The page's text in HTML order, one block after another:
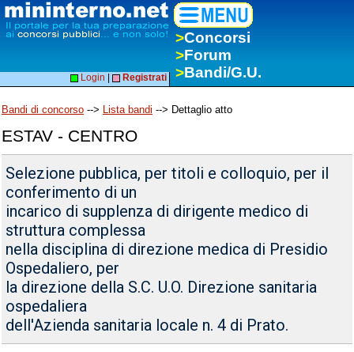
>Concorsi
>Forum
>Bandi/G.U.
Login Registrati
Bandi di concorso --> Lista bandi --> Dettaglio atto
ESTAV - CENTRO
Selezione pubblica, per titoli e colloquio, per il
conferimento di un
incarico di supplenza di dirigente medico di
struttura complessa
nella disciplina di direzione medica di Presidio
Ospedaliero, per
la direzione della S.C. U.O. Direzione sanitaria
ospedaliera
dell'Azienda sanitaria locale n. 4 di Prato.